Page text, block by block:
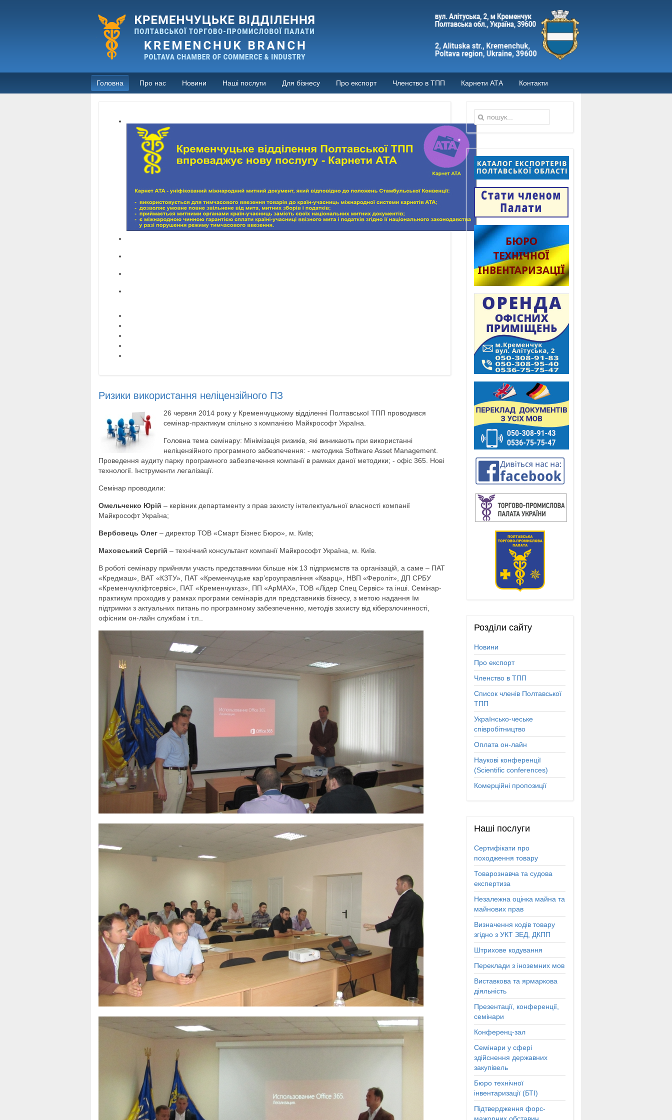
Головна Про нас Новини Наші послуги Для бізнесу Про експорт Членство в ТПП Карнети АТА Контакти
Ризики використання неліцензійного ПЗ
26 червня 2014 року у Кременчуцькому відділенні Полтавської ТПП проводився
семінар-практикум спільно з компанією Майкрософт Україна.
Головна тема семінару: Мінімізація ризиків, які виникають при використанні
неліцензійного програмного забезпечення: - методика Software Asset Management.
Проведення аудиту парку програмного забезпечення компанії в рамках даної методики; - офіс 365. Нові
технології. Інструменти легалізації.
Семінар проводили:
Омельченко Юрій – керівник департаменту з прав захисту інтелектуальної власності компанії
Майкрософт Україна;
Вербовець Олег – директор ТОВ «Смарт Бізнес Бюро», м. Київ;
Маховський Сергій – технічний консультант компанії Майкрософт Україна, м. Київ.
В роботі семінару прийняли участь представники більше ніж 13 підприємств та організацій, а саме – ПАТ
«Кредмаш», ВАТ «КЗТУ», ПАТ «Кременчуцьке кар’єроуправління «Кварц», НВП «Фероліт», ДП СРБУ
«Кременчукліфтсервіс», ПАТ «Кременчукгаз», ПП «АрМАХ», ТОВ «Лідер Спец Сервіс» та інші. Семінар-
практикум проходив у рамках програми семінарів для представників бізнесу, з метою надання їм
підтримки з актуальних питань по програмному забезпеченню, методів захисту від кіберзлочинності,
офісним он-лайн службам і т.п..
Розділи сайту
Новини
Про експорт
Членство в ТПП
Список членів Полтавської
ТПП
Українсько-чеське
співробітництво
Оплата он-лайн
Наукові конференції
(Scientific conferences)
Комерційні пропозиції
Наші послуги
Сертифікати про
походження товару
Товарознавча та судова
експертиза
Незалежна оцінка майна та
майнових прав
Визначення кодів товару
згідно з УКТ ЗЕД, ДКПП
Штрихове кодування
Переклади з іноземних мов
Виставкова та ярмаркова
діяльність
Презентації, конференції,
семінари
Конференц-зал
Семінари у сфері
здійснення державних
закупівель
Бюро технічної
інвентаризації (БТІ)
Підтвердження форс-
мажорних обставин